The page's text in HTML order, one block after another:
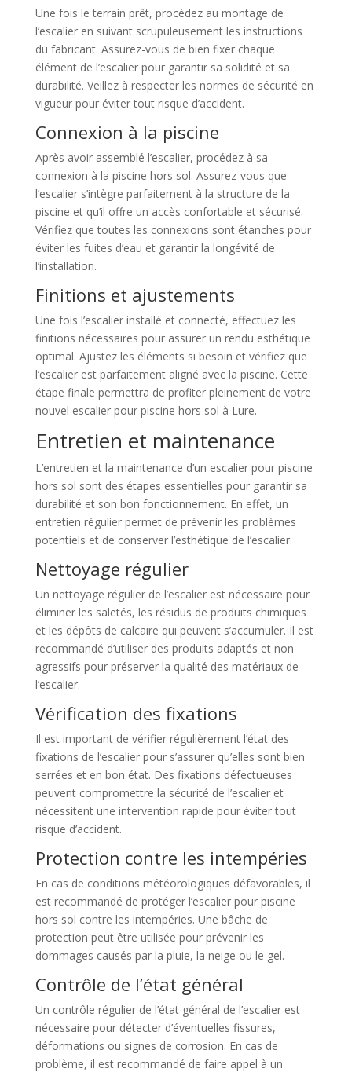
Une fois le terrain prêt, procédez au montage de
l’escalier en suivant scrupuleusement les instructions
du fabricant. Assurez-vous de bien fixer chaque
élément de l’escalier pour garantir sa solidité et sa
durabilité. Veillez à respecter les normes de sécurité en
vigueur pour éviter tout risque d’accident.
Connexion à la piscine
Après avoir assemblé l’escalier, procédez à sa
connexion à la piscine hors sol. Assurez-vous que
l’escalier s’intègre parfaitement à la structure de la
piscine et qu’il offre un accès confortable et sécurisé.
Vérifiez que toutes les connexions sont étanches pour
éviter les fuites d’eau et garantir la longévité de
l’installation.
Finitions et ajustements
Une fois l’escalier installé et connecté, effectuez les
finitions nécessaires pour assurer un rendu esthétique
optimal. Ajustez les éléments si besoin et vérifiez que
l’escalier est parfaitement aligné avec la piscine. Cette
étape finale permettra de profiter pleinement de votre
nouvel escalier pour piscine hors sol à Lure.
Entretien et maintenance
L’entretien et la maintenance d’un escalier pour piscine
hors sol sont des étapes essentielles pour garantir sa
durabilité et son bon fonctionnement. En effet, un
entretien régulier permet de prévenir les problèmes
potentiels et de conserver l’esthétique de l’escalier.
Nettoyage régulier
Un nettoyage régulier de l’escalier est nécessaire pour
éliminer les saletés, les résidus de produits chimiques
et les dépôts de calcaire qui peuvent s’accumuler. Il est
recommandé d’utiliser des produits adaptés et non
agressifs pour préserver la qualité des matériaux de
l’escalier.
Vérification des fixations
Il est important de vérifier régulièrement l’état des
fixations de l’escalier pour s’assurer qu’elles sont bien
serrées et en bon état. Des fixations défectueuses
peuvent compromettre la sécurité de l’escalier et
nécessitent une intervention rapide pour éviter tout
risque d’accident.
Protection contre les intempéries
En cas de conditions météorologiques défavorables, il
est recommandé de protéger l’escalier pour piscine
hors sol contre les intempéries. Une bâche de
protection peut être utilisée pour prévenir les
dommages causés par la pluie, la neige ou le gel.
Contrôle de l’état général
Un contrôle régulier de l’état général de l’escalier est
nécessaire pour détecter d’éventuelles fissures,
déformations ou signes de corrosion. En cas de
problème, il est recommandé de faire appel à un